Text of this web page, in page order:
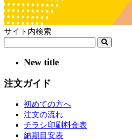
サイト内検索
New title
注文ガイド
初めての方へ
注文の流れ
チラシ印刷料金表
納期目安表